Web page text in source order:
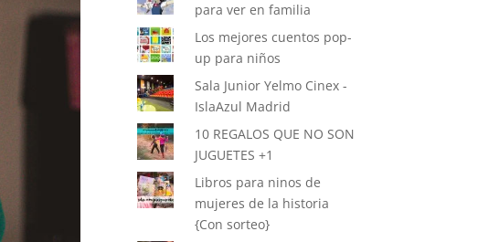
para ver en familia
Los mejores cuentos pop-
up para niños
Sala Junior Yelmo Cinex -
IslaAzul Madrid
10 REGALOS QUE NO SON
JUGUETES +1
Libros para ninos de
mujeres de la historia
{Con sorteo}